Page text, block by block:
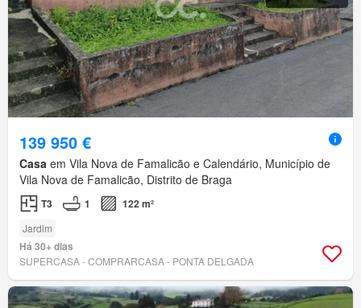
139 950 €
Casa em Vila Nova de Famalicão e Calendário, Município de
Vila Nova de Famalicão, Distrito de Braga
T3 1 122 m²
Jardim
Há 30+ dias
SUPERCASA - COMPRARCASA - PONTA DELGADA